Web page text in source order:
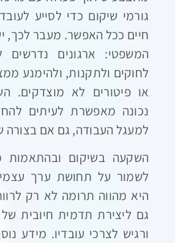
גורמי שיקום כדי לסייע
חיים ככל האפשר. מעבר לכך,
המשפטי: ארגונים נדרשים
לחוקים ולתקנות, ולהימנע
או פיטורים לא מוצדקים.
נכונה מאפשרת לעיתים
למעגל העבודה, גם אם בצורה
השקעה בשיקום ובהתאמות
לשמור על תחושת ערך
היא מהווה תרומה לא רק
גם ליצירת תדמית חיובית
ורגיש לצרכי עובדיו. מידע